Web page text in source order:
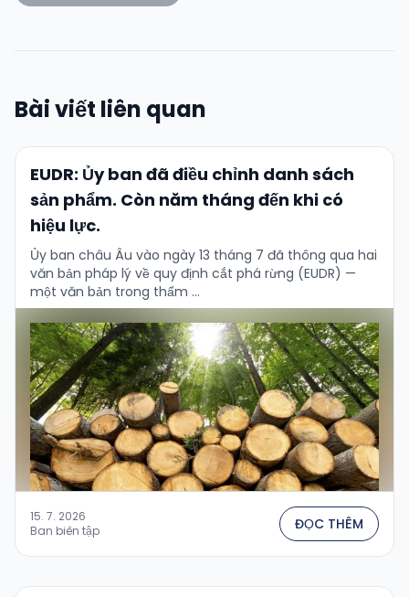
Bài viết liên quan
EUDR: Ủy ban đã điều chỉnh danh sách
sản phẩm. Còn năm tháng đến khi có
hiệu lực.
Ủy ban châu Âu vào ngày 13 tháng 7 đã thông qua hai
văn bản pháp lý về quy định cắt phá rừng (EUDR) —
một văn bản trong thẩm …
15. 7. 2026
Ban biên tập
ĐỌC THÊM